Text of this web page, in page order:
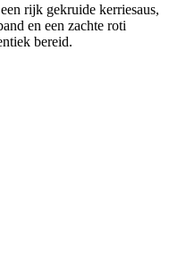
rijk gekruide kerriesaus,
en een zachte roti
bereid.